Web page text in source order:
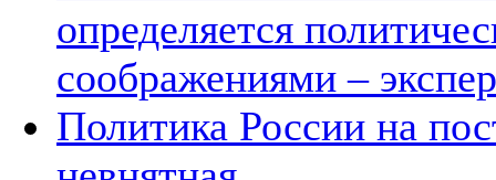
определяется
соображениями –
Политика России на